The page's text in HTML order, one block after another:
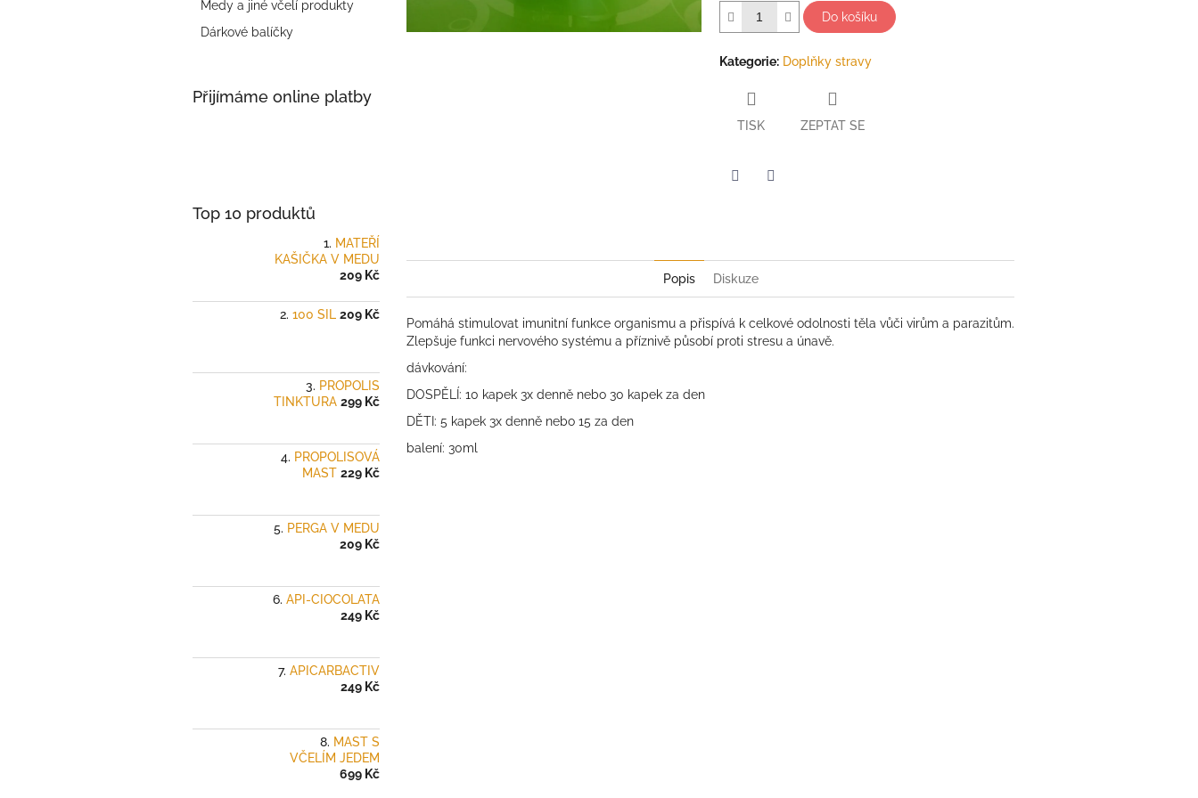
Medy a jiné včelí produkty
Dárkové balíčky
Přijímáme online platby
Top 10 produktů
MATEŘÍ
KAŠIČKA V MEDU
209 Kč
100 SIL 209 Kč
PROPOLIS
TINKTURA 299 Kč
PROPOLISOVÁ
MAST 229 Kč
PERGA V MEDU
209 Kč
API-CIOCOLATA
249 Kč
APICARBACTIV
249 Kč
MAST S
VČELÍM JEDEM
699 Kč
Do košíku
Kategorie: Doplňky stravy
TISK ZEPTAT SE
Popis Diskuze
Pomáhá stimulovat imunitní funkce organismu a přispívá k celkové odolnosti těla vůči virům a parazitům.
Zlepšuje funkci nervového systému a příznivě působí proti stresu a únavě.
dávkování:
DOSPĚLÍ: 10 kapek 3x denně nebo 30 kapek za den
DĚTI: 5 kapek 3x denně nebo 15 za den
balení: 30ml